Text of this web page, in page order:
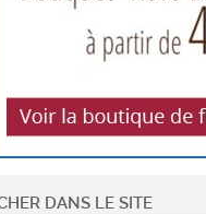
DANS LE SITE